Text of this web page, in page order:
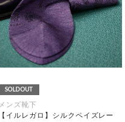
SOLDOUT
メンズ靴下
【イルレガロ】シルクペイズレー